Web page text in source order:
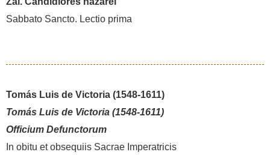
Sabbato Sancto. Lectio prima
Tomás Luis de Victoria (1548-1611)
Tomás Luis de Victoria (1548-1611)
Officium Defunctorum
In obitu et obsequiis Sacrae Imperatricis